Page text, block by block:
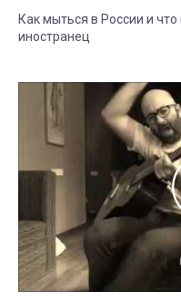
Как мыться в России и
иностранец